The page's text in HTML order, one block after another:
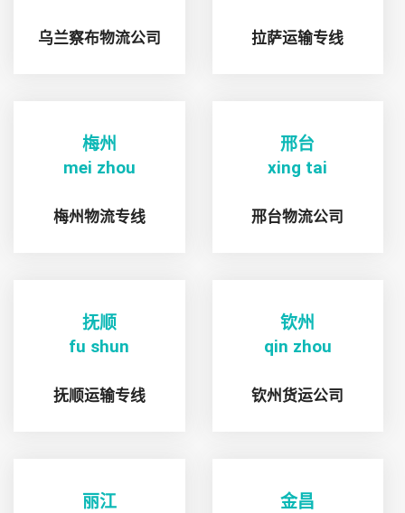
乌兰察布物流公司 拉萨运输专线
梅州
mei zhou
梅州物流专线
邢台
xing tai
邢台物流公司
抚顺
fu shun
抚顺运输专线
钦州
qin zhou
钦州货运公司
丽江
金昌